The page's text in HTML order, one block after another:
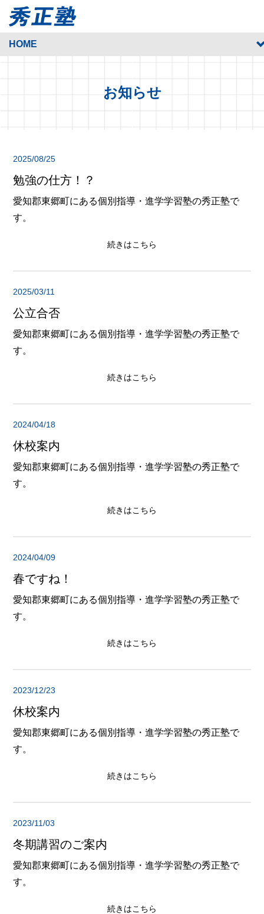
HOME
お知らせ
2025/08/25
勉強の仕方！？
愛知郡東郷町にある個別指導・進学学習塾の秀正塾で
す。
続きはこちら
2025/03/11
公立合否
愛知郡東郷町にある個別指導・進学学習塾の秀正塾で
す。
続きはこちら
2024/04/18
休校案内
愛知郡東郷町にある個別指導・進学学習塾の秀正塾で
す。
続きはこちら
2024/04/09
春ですね！
愛知郡東郷町にある個別指導・進学学習塾の秀正塾で
す。
続きはこちら
2023/12/23
休校案内
愛知郡東郷町にある個別指導・進学学習塾の秀正塾で
す。
続きはこちら
2023/11/03
冬期講習のご案内
愛知郡東郷町にある個別指導・進学学習塾の秀正塾で
す。
続きはこちら